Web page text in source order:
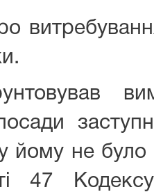
йому не
47